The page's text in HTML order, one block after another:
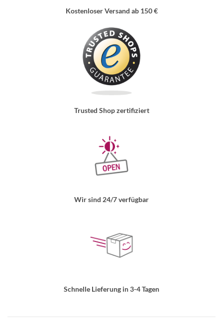
Kostenloser Versand ab 150 €
Trusted Shop zertifiziert
Wir sind 24/7 verfügbar
Schnelle Lieferung in 3-4 Tagen